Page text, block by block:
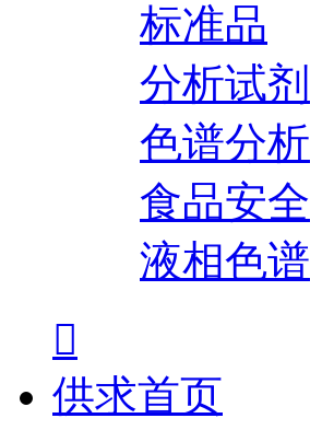
标准品
分析试剂
色谱分析
食品安全
液相色谱

供求首页